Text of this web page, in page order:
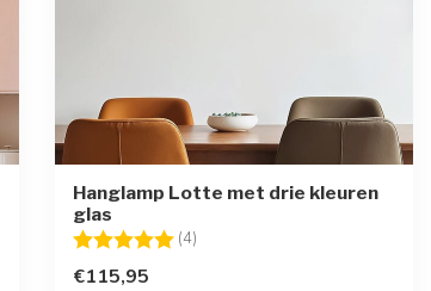
Hanglamp Lotte met drie kleuren
glas
Beoordeling: (4)
€115,95